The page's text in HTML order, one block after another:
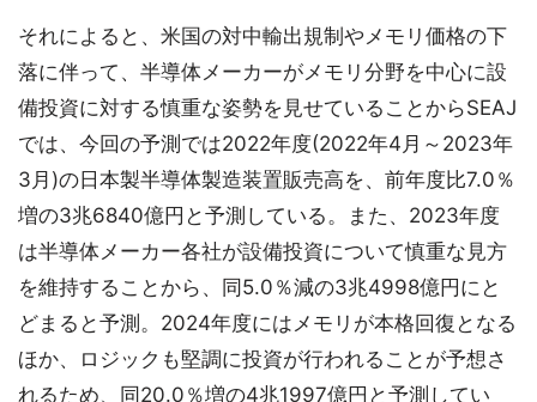
それによると、米国の対中輸出規制やメモリ価格の下
落に伴って、半導体メーカーがメモリ分野を中心に設
備投資に対する慎重な姿勢を見せていることからSEAJ
では、今回の予測では2022年度(2022年4月～2023年
3月)の日本製半導体製造装置販売高を、前年度比7.0％
増の3兆6840億円と予測している。また、2023年度
は半導体メーカー各社が設備投資について慎重な見方
を維持することから、同5.0％減の3兆4998億円にと
どまると予測。2024年度にはメモリが本格回復となる
ほか、ロジックも堅調に投資が行われることが予想さ
れるため、同20.0％増の4兆1997億円と予測してい